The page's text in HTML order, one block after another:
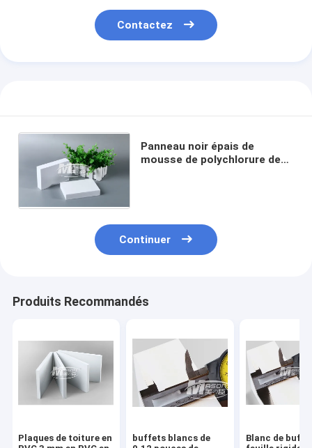
Contactez
Panneau noir épais de
mousse de polychlorure de
Continuer
Produits Recommandés
Plaques de toiture en
buffets blancs de
Blanc de